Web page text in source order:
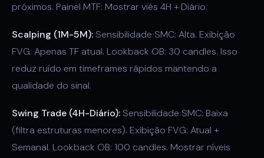
próximos. Painel MTF: Mostrar viés 4H + Diário.
Scalping (1M-5M): Sensibilidade SMC: Alta. Exibição
FVG: Apenas TF atual. Lookback OB: 30 candles. Isso
reduz ruído em timeframes rápidos mantendo a
qualidade do sinal.
Swing Trade (4H-Diário): Sensibilidade SMC: Baixa
(filtra estruturas menores). Exibição FVG: Atual +
Semanal. Lookback OB: 100 candles. Mostrar níveis